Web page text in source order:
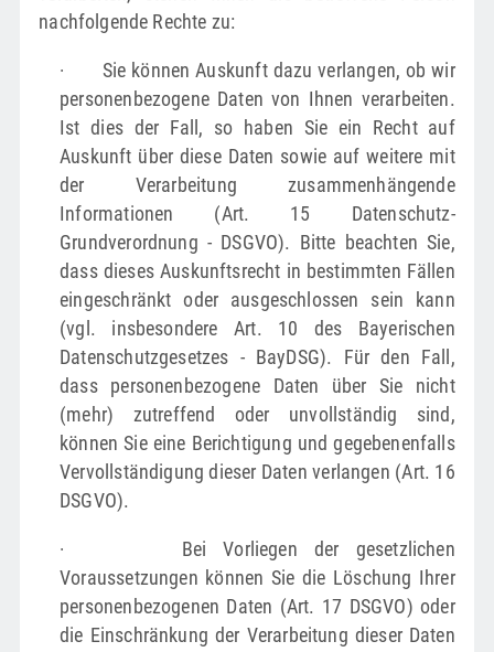
nachfolgende Rechte zu:
· Sie können Auskunft dazu verlangen, ob wir
personenbezogene Daten von Ihnen verarbeiten.
Ist dies der Fall, so haben Sie ein Recht auf
Auskunft über diese Daten sowie auf weitere mit
der Verarbeitung zusammenhängende
Informationen (Art. 15 Datenschutz-
Grundverordnung - DSGVO). Bitte beachten Sie,
dass dieses Auskunftsrecht in bestimmten Fällen
eingeschränkt oder ausgeschlossen sein kann
(vgl. insbesondere Art. 10 des Bayerischen
Datenschutzgesetzes - BayDSG). Für den Fall,
dass personenbezogene Daten über Sie nicht
(mehr) zutreffend oder unvollständig sind,
können Sie eine Berichtigung und gegebenenfalls
Vervollständigung dieser Daten verlangen (Art. 16
DSGVO).
· Bei Vorliegen der gesetzlichen
Voraussetzungen können Sie die Löschung Ihrer
personenbezogenen Daten (Art. 17 DSGVO) oder
die Einschränkung der Verarbeitung dieser Daten